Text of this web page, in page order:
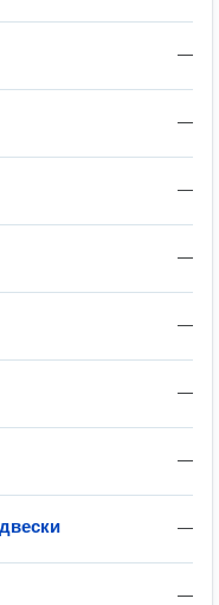
—
—
—
—
—
—
—
—
—